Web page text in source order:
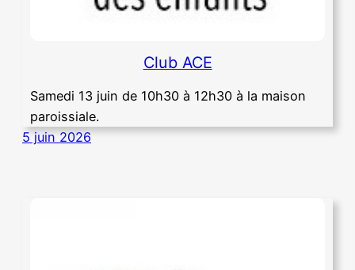
Club ACE
Samedi 13 juin de 10h30 à 12h30 à la maison
paroissiale.
5 juin 2026